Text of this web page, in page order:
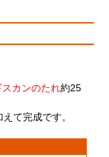
カンのたれ約25
て完成です。